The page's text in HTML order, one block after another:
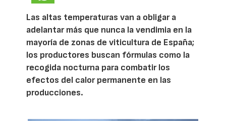
Las altas temperaturas van a obligar a
adelantar más que nunca la vendimia en la
mayoría de zonas de viticultura de España;
los productores buscan fórmulas como la
recogida nocturna para combatir los
efectos del calor permanente en las
producciones.